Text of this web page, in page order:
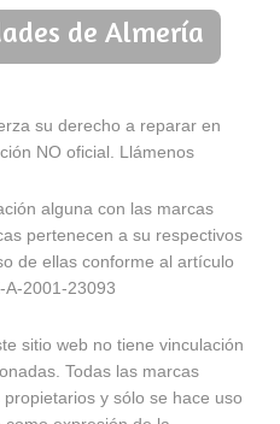
de Almería
su derecho a reparar en
NO oficial. Llámenos
alguna con las marcas
pertenecen a su respectivos
de ellas conforme al artículo
A-2001-23093
sitio web no tiene vinculación
Todas las marcas
y sólo se hace uso